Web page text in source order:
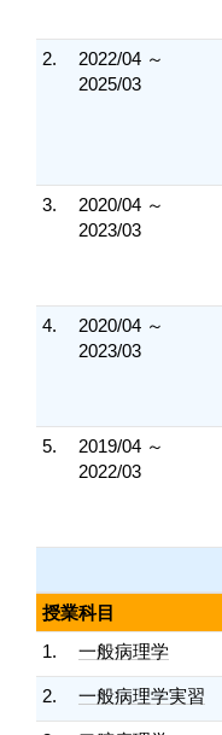
2.
2022/04 ～
2025/03
3.
2020/04 ～
2023/03
4.
2020/04 ～
2023/03
5.
2019/04 ～
2022/03
授業科目
1.
一般病理学
2. 一般病理学実習